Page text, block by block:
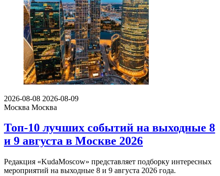
2026-08-08 2026-08-09
Москва Москва
Топ-10 лучших событий на выходные 8
и 9 августа в Москве 2026
Редакция «KudaMoscow» представляет подборку интересных
мероприятий на выходные 8 и 9 августа 2026 года.